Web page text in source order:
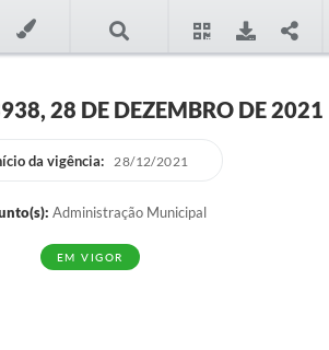
28 DE DEZEMBRO DE 2021
da vigência: 28/12/2021
Administração Municipal
EM VIGOR